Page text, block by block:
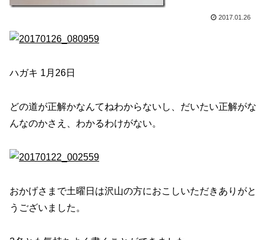
2017.01.26
ハガキ 1月26日
どの道が正解かなんてねわからないし、だいたい正解がな
んなのかさえ、わかるわけがない。
おかげさまで土曜日は沢山の方におこしいただきありがと
うございました。